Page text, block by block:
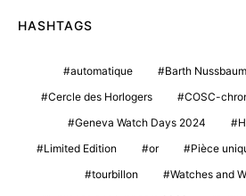
HASHTAGS
automatique Barth
Cercle des Horlogers
COSC-
Geneva Watch Days 2024
Limited Edition
or Pièce
tourbillon
Watches and